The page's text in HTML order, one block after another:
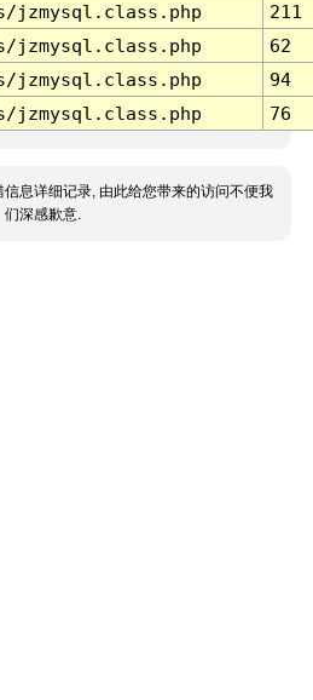
jzmysql.class.php
211
jzmysql.class.php
62
jzmysql.class.php
94
jzmysql.class.php 76
信息详细记录, 由此给您带来的访问不便我
们深感歉意.